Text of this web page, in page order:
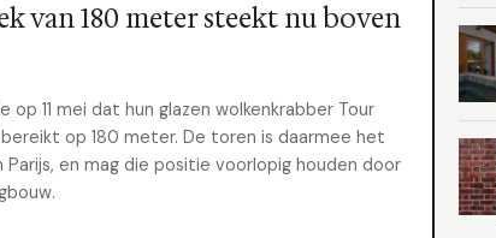
van 180 meter steekt nu boven
op 11 mei dat hun glazen wolkenkrabber Tour
op 180 meter. De toren is daarmee het
en mag die positie voorlopig houden door